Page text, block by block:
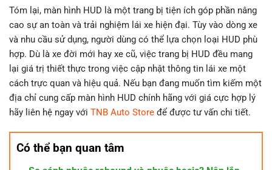
Tóm lại, màn hình HUD là một trang bị tiện ích góp phần nâng
cao sự an toàn và trải nghiệm lái xe hiện đại. Tùy vào dòng xe
và nhu cầu sử dụng, người dùng có thể lựa chọn loại HUD phù
hợp. Dù là xe đời mới hay xe cũ, việc trang bị HUD đều mang
lại giá trị thiết thực trong việc cập nhật thông tin lái xe một
cách trực quan và hiệu quả. Nếu bạn đang muốn tìm kiếm một
địa chỉ cung cấp màn hình HUD chính hãng với giá cực hợp lý
hãy liên hệ ngay với TNB Auto Store để được tư vấn chi tiết.
Có thể bạn quan tâm